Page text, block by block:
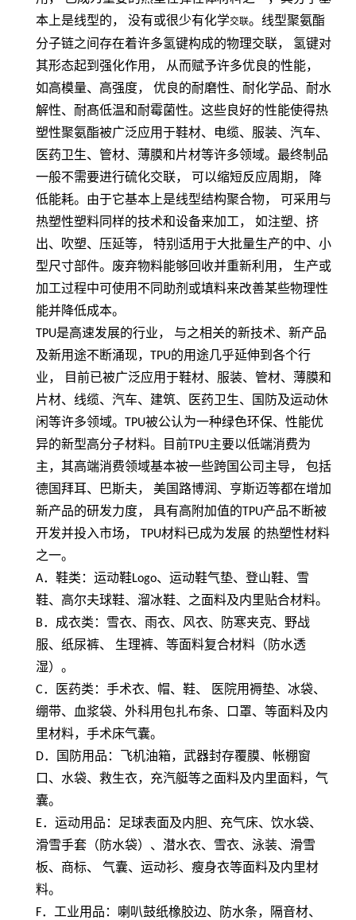
本上是线型的，
没有或很少有化学交联。线型聚氨酯
分子链之间存在着许多氢键构成的物理交联，
氢键对
其形态起到强化作用，
从而赋予许多优良的性能，
如高模量、高强度，
优良的耐磨性、耐化学品、耐水
解性、耐髙低温和耐霉菌性。这些良好的性能使得热
塑性聚氨酯被广泛应用于鞋材、电缆、服装、汽车、
医药卫生、管材、薄膜和片材等许多领域。最终制品
一般不需要进行硫化交联，
可以缩短反应周期，
降
低能耗。由于它基本上是线型结构聚合物，
可采用与
热塑性塑料同样的技术和设备来加工，
如注塑、挤
出、吹塑、压延等，
特别适用于大批量生产的中、小
型尺寸部件。废弃物料能够回收并重新利用，
生产或
加工过程中可使用不同助剂或填料来改善某些物理性
能并降低成本。
TPU是高速发展的行业， 与之相关的新技术、新产品
及新用途不断涌现， TPU的用途几乎延伸到各个行
业， 目前已被广泛应用于鞋材、服装、管材、薄膜和
片材、线缆、汽车、建筑、医药卫生、国防及运动休
闲等许多领域。 TPU被公认为一种绿色环保、性能优
异的新型高分子材料。目前TPU主要以低端消费为
主，其高端消费领域基本被一些跨国公司主导， 包括
德国拜耳、巴斯夫， 美国路博润、亨斯迈等都在增加
新产品的研发力度， 具有高附加值的TPU产品不断被
开发并投入市场， TPU材料已成为发展 的热塑性材料
之一。
A．鞋类：运动鞋Logo、运动鞋气垫、登山鞋、雪
鞋、高尔夫球鞋、溜冰鞋、之面料及内里贴合材料。
B．成衣类：雪衣、雨衣、风衣、防寒夹克、野战
服、纸尿裤、 生理裤、等面料复合材料（防水透
湿）。
C．医药类：手术衣、帽、鞋、 医院用褥垫、冰袋、
绷带、血浆袋、外科用包扎布条、口罩、等面料及内
里材料，手术床气囊。
D．国防用品：飞机油箱，武器封存覆膜、帐棚窗
口、水袋、救生衣，充汽艇等之面料及内里面料，气
囊。
E．运动用品：足球表面及内胆、充气床、饮水袋、
滑雪手套（防水袋）、潜水衣、雪衣、泳装、滑雪
板、商标、 气囊、运动衫、瘦身衣等面料及内里材
料。
F．工业用品：喇叭鼓纸橡胶边、防水条，隔音材、